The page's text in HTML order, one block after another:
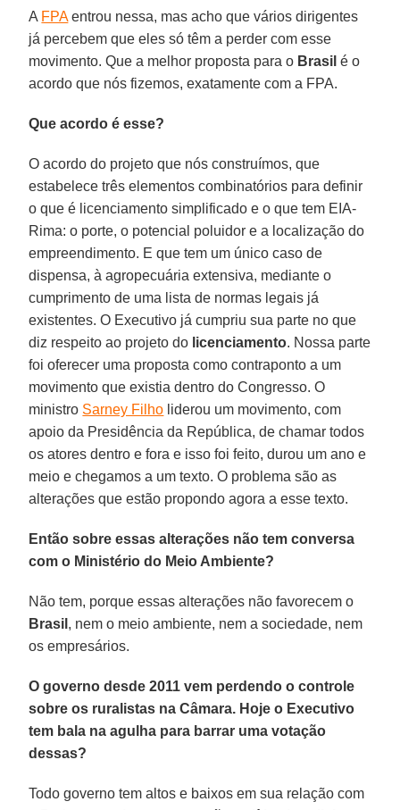
A FPAentrou nessa, mas acho que vários dirigentes
já percebem que eles só têm a perder com esse
movimento. Que a melhor proposta para o Brasil é o
acordo que nós fizemos, exatamente com a FPA.
Que acordo é esse?
O acordo do projeto que nós construímos, que
estabelece três elementos combinatórios para definir
o que é licenciamento simplificado e o que tem EIA-
Rima: o porte, o potencial poluidor e a localização do
empreendimento. E que tem um único caso de
dispensa, à agropecuária extensiva, mediante o
cumprimento de uma lista de normas legais já
existentes. O Executivo já cumpriu sua parte no que
diz respeito ao projeto do licenciamento. Nossa parte
foi oferecer uma proposta como contraponto a um
movimento que existia dentro do Congresso. O
ministro Sarney Filho liderou um movimento, com
apoio da Presidência da República, de chamar todos
os atores dentro e fora e isso foi feito, durou um ano e
meio e chegamos a um texto. O problema são as
alterações que estão propondo agora a esse texto.
Então sobre essas alterações não tem conversa
com o Ministério do Meio Ambiente?
Não tem, porque essas alterações não favorecem o
Brasil , nem o meio ambiente, nem a sociedade, nem
os empresários.
O governo desde 2011 vem perdendo o controle
sobre os ruralistas na Câmara. Hoje o Executivo
tem bala na agulha para barrar uma votação
dessas?
Todo governo tem altos e baixos em sua relação com